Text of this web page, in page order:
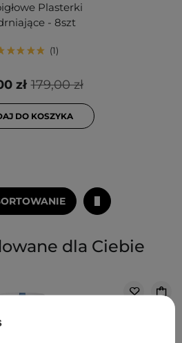
Plasterki
- 8szt
1
179,00 zł
zł
DO KOSZYKA
dla Ciebie